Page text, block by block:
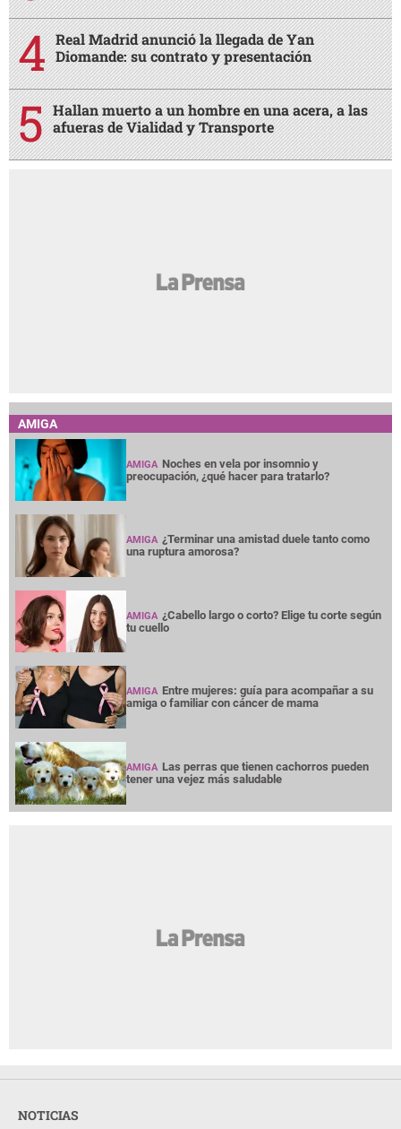
Real Madrid anunció la llegada de Yan
Diomande: su contrato y presentación
Hallan muerto a un hombre en una acera, a las
afueras de Vialidad y Transporte
AMIGA
AMIGA Noches en vela por insomnio y
preocupación, ¿qué hacer para tratarlo?
AMIGA ¿Terminar una amistad duele tanto como
una ruptura amorosa?
AMIGA ¿Cabello largo o corto? Elige tu corte según
tu cuello
AMIGA Entre mujeres: guía para acompañar a su
amiga o familiar con cáncer de mama
AMIGA Las perras que tienen cachorros pueden
tener una vejez más saludable
NOTICIAS